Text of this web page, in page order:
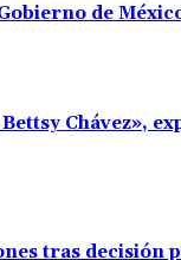
de
Chávez»,
tras decisión